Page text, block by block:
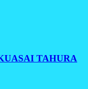
TAHURA